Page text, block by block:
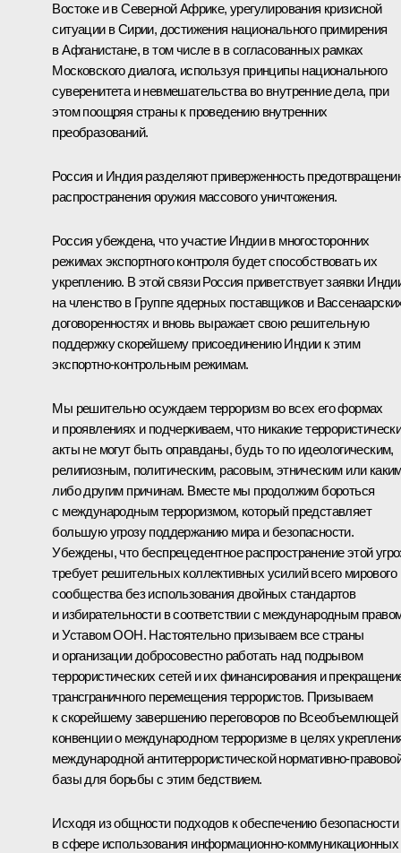
Востоке и в Северной Африке, урегулирования кризисной
ситуации в Сирии, достижения национального примирения
в Афганистане, в том числе в в согласованных рамках
Московского диалога, используя принципы национального
суверенитета и невмешательства во внутренние дела, при
этом поощряя страны к проведению внутренних
преобразований.
Россия и Индия разделяют приверженность
распространения оружия массового уничтожения.
Россия убеждена, что участие Индии в многосторонних
режимах экспортного контроля будет способствовать их
укреплению. В этой связи Россия приветствует заявки
на членство в Группе ядерных поставщиков и
договоренностях и вновь выражает свою решительную
поддержку скорейшему присоединению Индии к этим
экспортно-контрольным режимам.
Мы решительно осуждаем терроризм во всех его формах
и проявлениях и подчеркиваем, что никакие
акты не могут быть оправданы, будь то по идеологическим,
религиозным, политическим, расовым, этническим или
либо другим причинам. Вместе мы продолжим бороться
с международным терроризмом, который представляет
большую угрозу поддержанию мира и безопасности.
Убеждены, что беспрецедентное распространение этой
требует решительных коллективных усилий всего мирового
сообщества без использования двойных стандартов
и избирательности в соответствии с международным
и Уставом ООН. Настоятельно призываем все страны
и организации добросовестно работать над подрывом
террористических сетей и их финансирования и
трансграничного перемещения террористов. Призываем
к скорейшему завершению переговоров по Всеобъемлющей
конвенции о международном терроризме в целях
международной антитеррористической нормативно-
базы для борьбы с этим бедствием.
Исходя из общности подходов к обеспечению безопасности
в сфере использования информационно-коммуникационных